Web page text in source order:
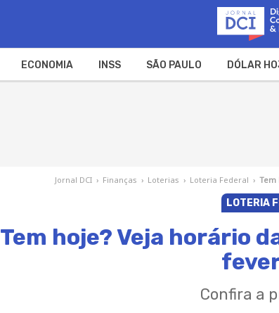
ECONOMIA INSS SÃO PAULO DÓLAR
Jornal DCI › Finanças › Loterias › Loteria Federal › Tem
LOTERIA
Tem hoje? Veja horário
Confira a